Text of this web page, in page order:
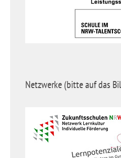
Netzwerke (bitte auf das